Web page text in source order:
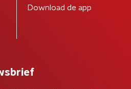
Download de app